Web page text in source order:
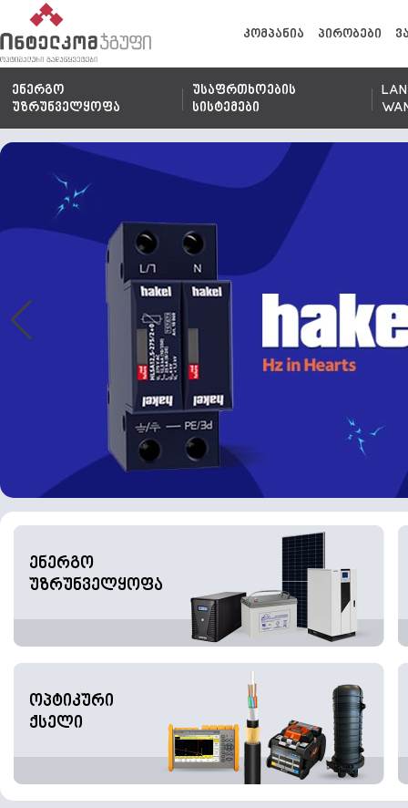
კომპანია პირობები
ენერგო
უზრუნველყოფა
უსაფრთხოების
სისტემები
ენერგო
უზრუნველყოფა
ოპტიკური
ქსელი